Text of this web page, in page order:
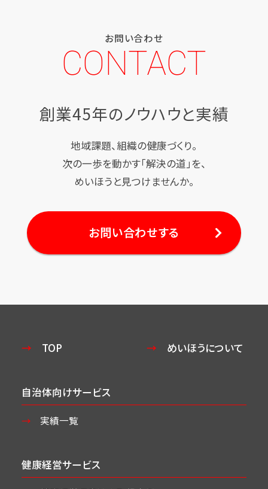
お問い合わせ
CONTACT
創業45年のノウハウと実績
地域課題、組織の健康づくり。
次の一歩を動かす「解決の道」を、
めいほうと見つけませんか。
お問い合わせする
TOP めいほうについて
自治体向けサービス
実績一覧
健康経営サービス